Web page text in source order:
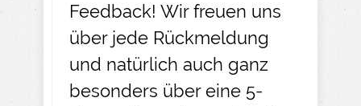
Feedback! Wir freuen uns
über jede Rückmeldung
und natürlich auch ganz
besonders über eine 5-